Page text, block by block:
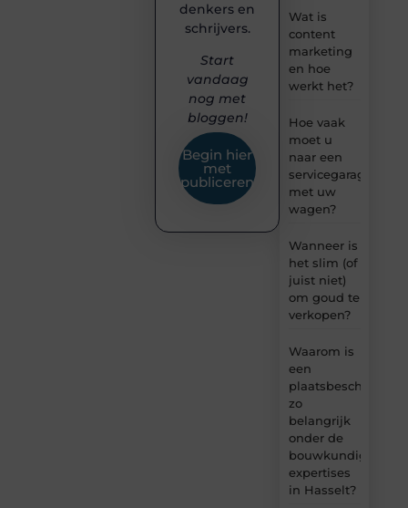
Wat is
content
marketing
en hoe
werkt het?
Hoe vaak
moet u
naar een
servicegarage
met uw
wagen?
Wanneer is
het slim (of
juist niet)
om goud te
verkopen?
Waarom is
een
plaatsbeschrijving
zo
belangrijk
onder de
bouwkundige
expertises
in Hasselt?
denkers en
schrijvers.
Start
vandaag
nog met
bloggen!
Begin hier
met
publiceren